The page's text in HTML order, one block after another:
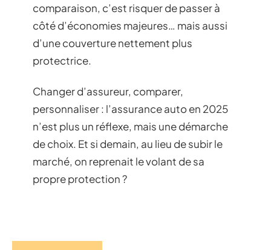
comparaison, c’est risquer de passer à
côté d’économies majeures… mais aussi
d’une couverture nettement plus
protectrice.
Changer d’assureur, comparer,
personnaliser : l’assurance auto en 2025
n’est plus un réflexe, mais une démarche
de choix. Et si demain, au lieu de subir le
marché, on reprenait le volant de sa
propre protection ?